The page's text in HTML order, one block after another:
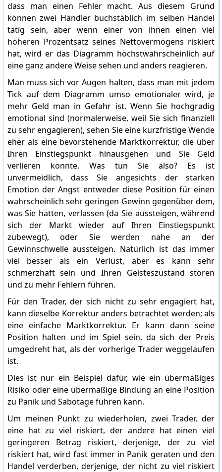
dass man einen Fehler macht. Aus diesem Grund
können zwei Händler buchstäblich im selben Handel
tätig sein, aber wenn einer von ihnen einen viel
höheren Prozentsatz seines Nettovermögens riskiert
hat, wird er das Diagramm höchstwahrscheinlich auf
eine ganz andere Weise sehen und anders reagieren.
Man muss sich vor Augen halten, dass man mit jedem
Tick auf dem Diagramm umso emotionaler wird, je
mehr Geld man in Gefahr ist. Wenn Sie hochgradig
emotional sind (normalerweise, weil Sie sich finanziell
zu sehr engagieren), sehen Sie eine kurzfristige Wende
eher als eine bevorstehende Marktkorrektur, die über
Ihren Einstiegspunkt hinausgehen und Sie Geld
verlieren könnte. Was tun Sie also? Es ist
unvermeidlich, dass Sie angesichts der starken
Emotion der Angst entweder diese Position für einen
wahrscheinlich sehr geringen Gewinn gegenüber dem,
was Sie hatten, verlassen (da Sie aussteigen, während
sich der Markt wieder auf Ihren Einstiegspunkt
zubewegt), oder Sie werden nahe an der
Gewinnschwelle aussteigen. Natürlich ist das immer
viel besser als ein Verlust, aber es kann sehr
schmerzhaft sein und Ihren Geisteszustand stören
und zu mehr Fehlern führen.
Für den Trader, der sich nicht zu sehr engagiert hat,
kann dieselbe Korrektur anders betrachtet werden; als
eine einfache Marktkorrektur. Er kann dann seine
Position halten und im Spiel sein, da sich der Preis
umgedreht hat, als der vorherige Trader weggelaufen
ist.
Dies ist nur ein Beispiel dafür, wie ein übermäßiges
Risiko oder eine übermäßige Bindung an eine Position
zu Panik und Sabotage führen kann.
Um meinen Punkt zu wiederholen, zwei Trader, der
eine hat zu viel riskiert, der andere hat einen viel
geringeren Betrag riskiert, derjenige, der zu viel
riskiert hat, wird fast immer in Panik geraten und den
Handel verderben, derjenige, der nicht zu viel riskiert